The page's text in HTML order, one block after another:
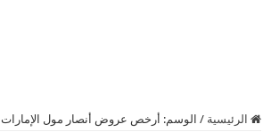
الرئيسية / الوسم: أرخص عروض أنصار مول الإمارات